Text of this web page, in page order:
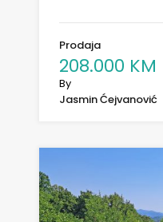
Prodaja
208.000 KM
By
Jasmin Ćejvanović